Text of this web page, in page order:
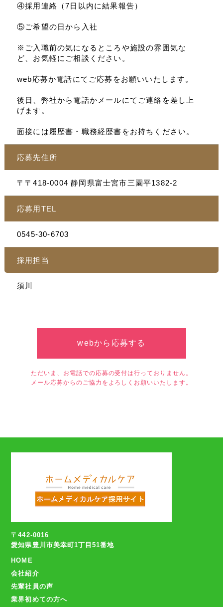
④採用連絡（7日以内に結果報告）
⑤ご希望の日から入社
※ご入職前の気になるところや施設の雰囲気な
ど、お気軽にご相談ください。
web応募か電話にてご応募をお願いいたします。
後日、弊社から電話かメールにてご連絡を差し上
げます。
面接には履歴書・職務経歴書をお持ちください。
応募先住所
〒〒418-0004 静岡県富士宮市三園平1382-2
応募用TEL
0545-30-6703
採用担当
須川
webから応募する
ただいま、お電話での応募の受付は行っておりません。
メール応募からのご協力をよろしくお願いいたします。
〒442-0016
愛知県豊川市美幸町1丁目51番地
HOME
会社紹介
先輩社員の声
業界初めての方へ